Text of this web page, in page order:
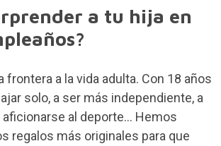
a tu hija en
frontera a la vida adulta. Con 18 años
solo, a ser más independiente, a
aficionarse al deporte… Hemos
regalos más originales para que